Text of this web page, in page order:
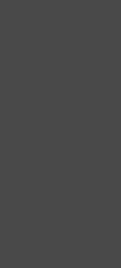
wcześniej. Przede
realme będzie
zawodowej, czy rozrywki, nie
– dzięki niej
w dłoni przez wiele
Smartfon